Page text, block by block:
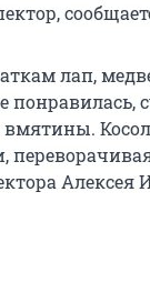
лап,
понравилась,
Алексея